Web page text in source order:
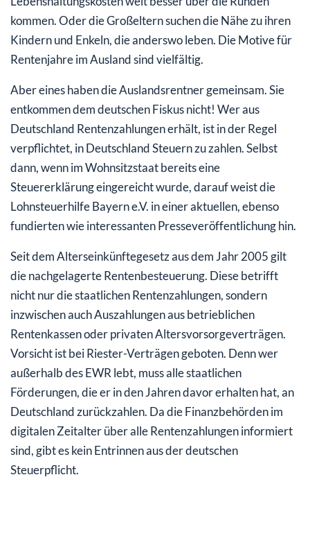
kommen. Oder die Großeltern suchen die Nähe zu ihren
Kindern und Enkeln, die anderswo leben. Die Motive für
Rentenjahre im Ausland sind vielfältig.
Aber eines haben die Auslandsrentner gemeinsam. Sie
entkommen dem deutschen Fiskus nicht! Wer aus
Deutschland Rentenzahlungen erhält, ist in der Regel
verpflichtet, in Deutschland Steuern zu zahlen. Selbst
dann, wenn im Wohnsitzstaat bereits eine
Steuererklärung eingereicht wurde, darauf weist die
Lohnsteuerhilfe Bayern e.V. in einer aktuellen, ebenso
fundierten wie interessanten Presseveröffentlichung hin.
Seit dem Alterseinkünftegesetz aus dem Jahr 2005 gilt
die nachgelagerte Rentenbesteuerung. Diese betrifft
nicht nur die staatlichen Rentenzahlungen, sondern
inzwischen auch Auszahlungen aus betrieblichen
Rentenkassen oder privaten Altersvorsorgeverträgen.
Vorsicht ist bei Riester-Verträgen geboten. Denn wer
außerhalb des EWR lebt, muss alle staatlichen
Förderungen, die er in den Jahren davor erhalten hat, an
Deutschland zurückzahlen. Da die Finanzbehörden im
digitalen Zeitalter über alle Rentenzahlungen informiert
sind, gibt es kein Entrinnen aus der deutschen
Steuerpflicht.